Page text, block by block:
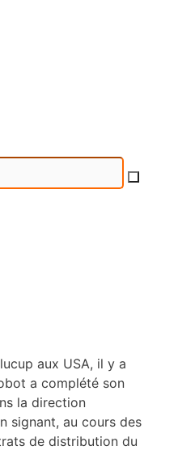
aux USA, il y a
a complété son
la direction
signant, au cours des
de distribution du